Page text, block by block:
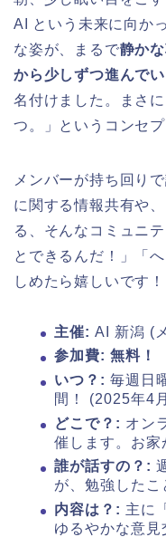
AI という未来に向か
な姿が、まるで静か
から少しずつ進んで
名付けました。まさ
つ。」というコンセ
メンバーが持ち回り
に関する情報共有や
る、そんなコミュニ
とできるんだ！」「
しめたら嬉しいです！
主催: AI 新潟 (
参加費: 無料！
いつ？: 毎週日
間！ (2025年4
どこで？: オン
催します。お家
誰が話すの？:
が、勉強したこ
内容は？: 主に
ゆるやかな意見